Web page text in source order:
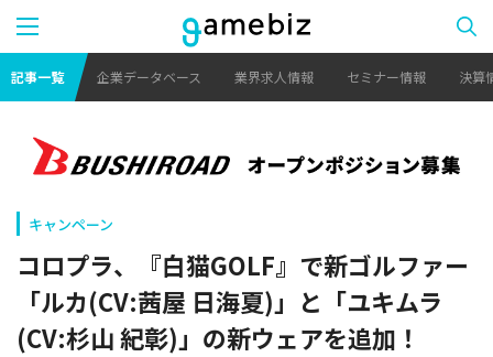
記事一覧 企業データベース 業界求人情報 セミナー情報 決算
キャンペーン
コロプラ、『白猫GOLF』で新ゴルファー
「ルカ(CV:茜屋 日海夏)」と「ユキムラ
(CV:杉山 紀彰)」の新ウェアを追加！